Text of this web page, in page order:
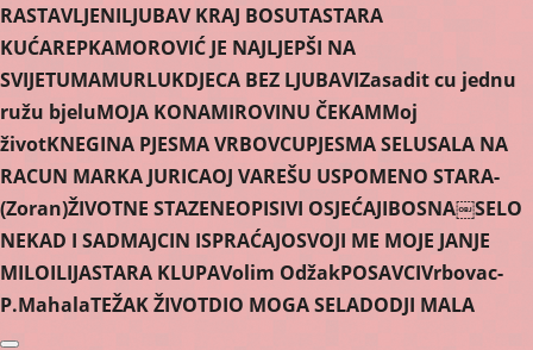
RASTAVLJENILJUBAV KRAJ BOSUTASTARA
KUĆAREPKAMOROVIĆ JE NAJLJEPŠI NA
SVIJETUMAMURLUKDJECA BEZ LJUBAVIZasadit cu jednu
ružu bjeluMOJA KONAMIROVINU ČEKAMMoj
životKNEGINA PJESMA VRBOVCUPJESMA SELUSALA NA
RACUN MARKA JURICAOJ VAREŠU USPOMENO STARA-
(Zoran)ŽIVOTNE STAZENEOPISIVI OSJEĆAJIBOSNA￼SELO
NEKAD I SADMAJCIN ISPRAĆAJOSVOJI ME MOJE JANJE
MILOILIJASTARA KLUPAVolim OdžakPOSAVCIVrbovac-
P.MahalaTEŽAK ŽIVOTDIO MOGA SELADODJI MALA